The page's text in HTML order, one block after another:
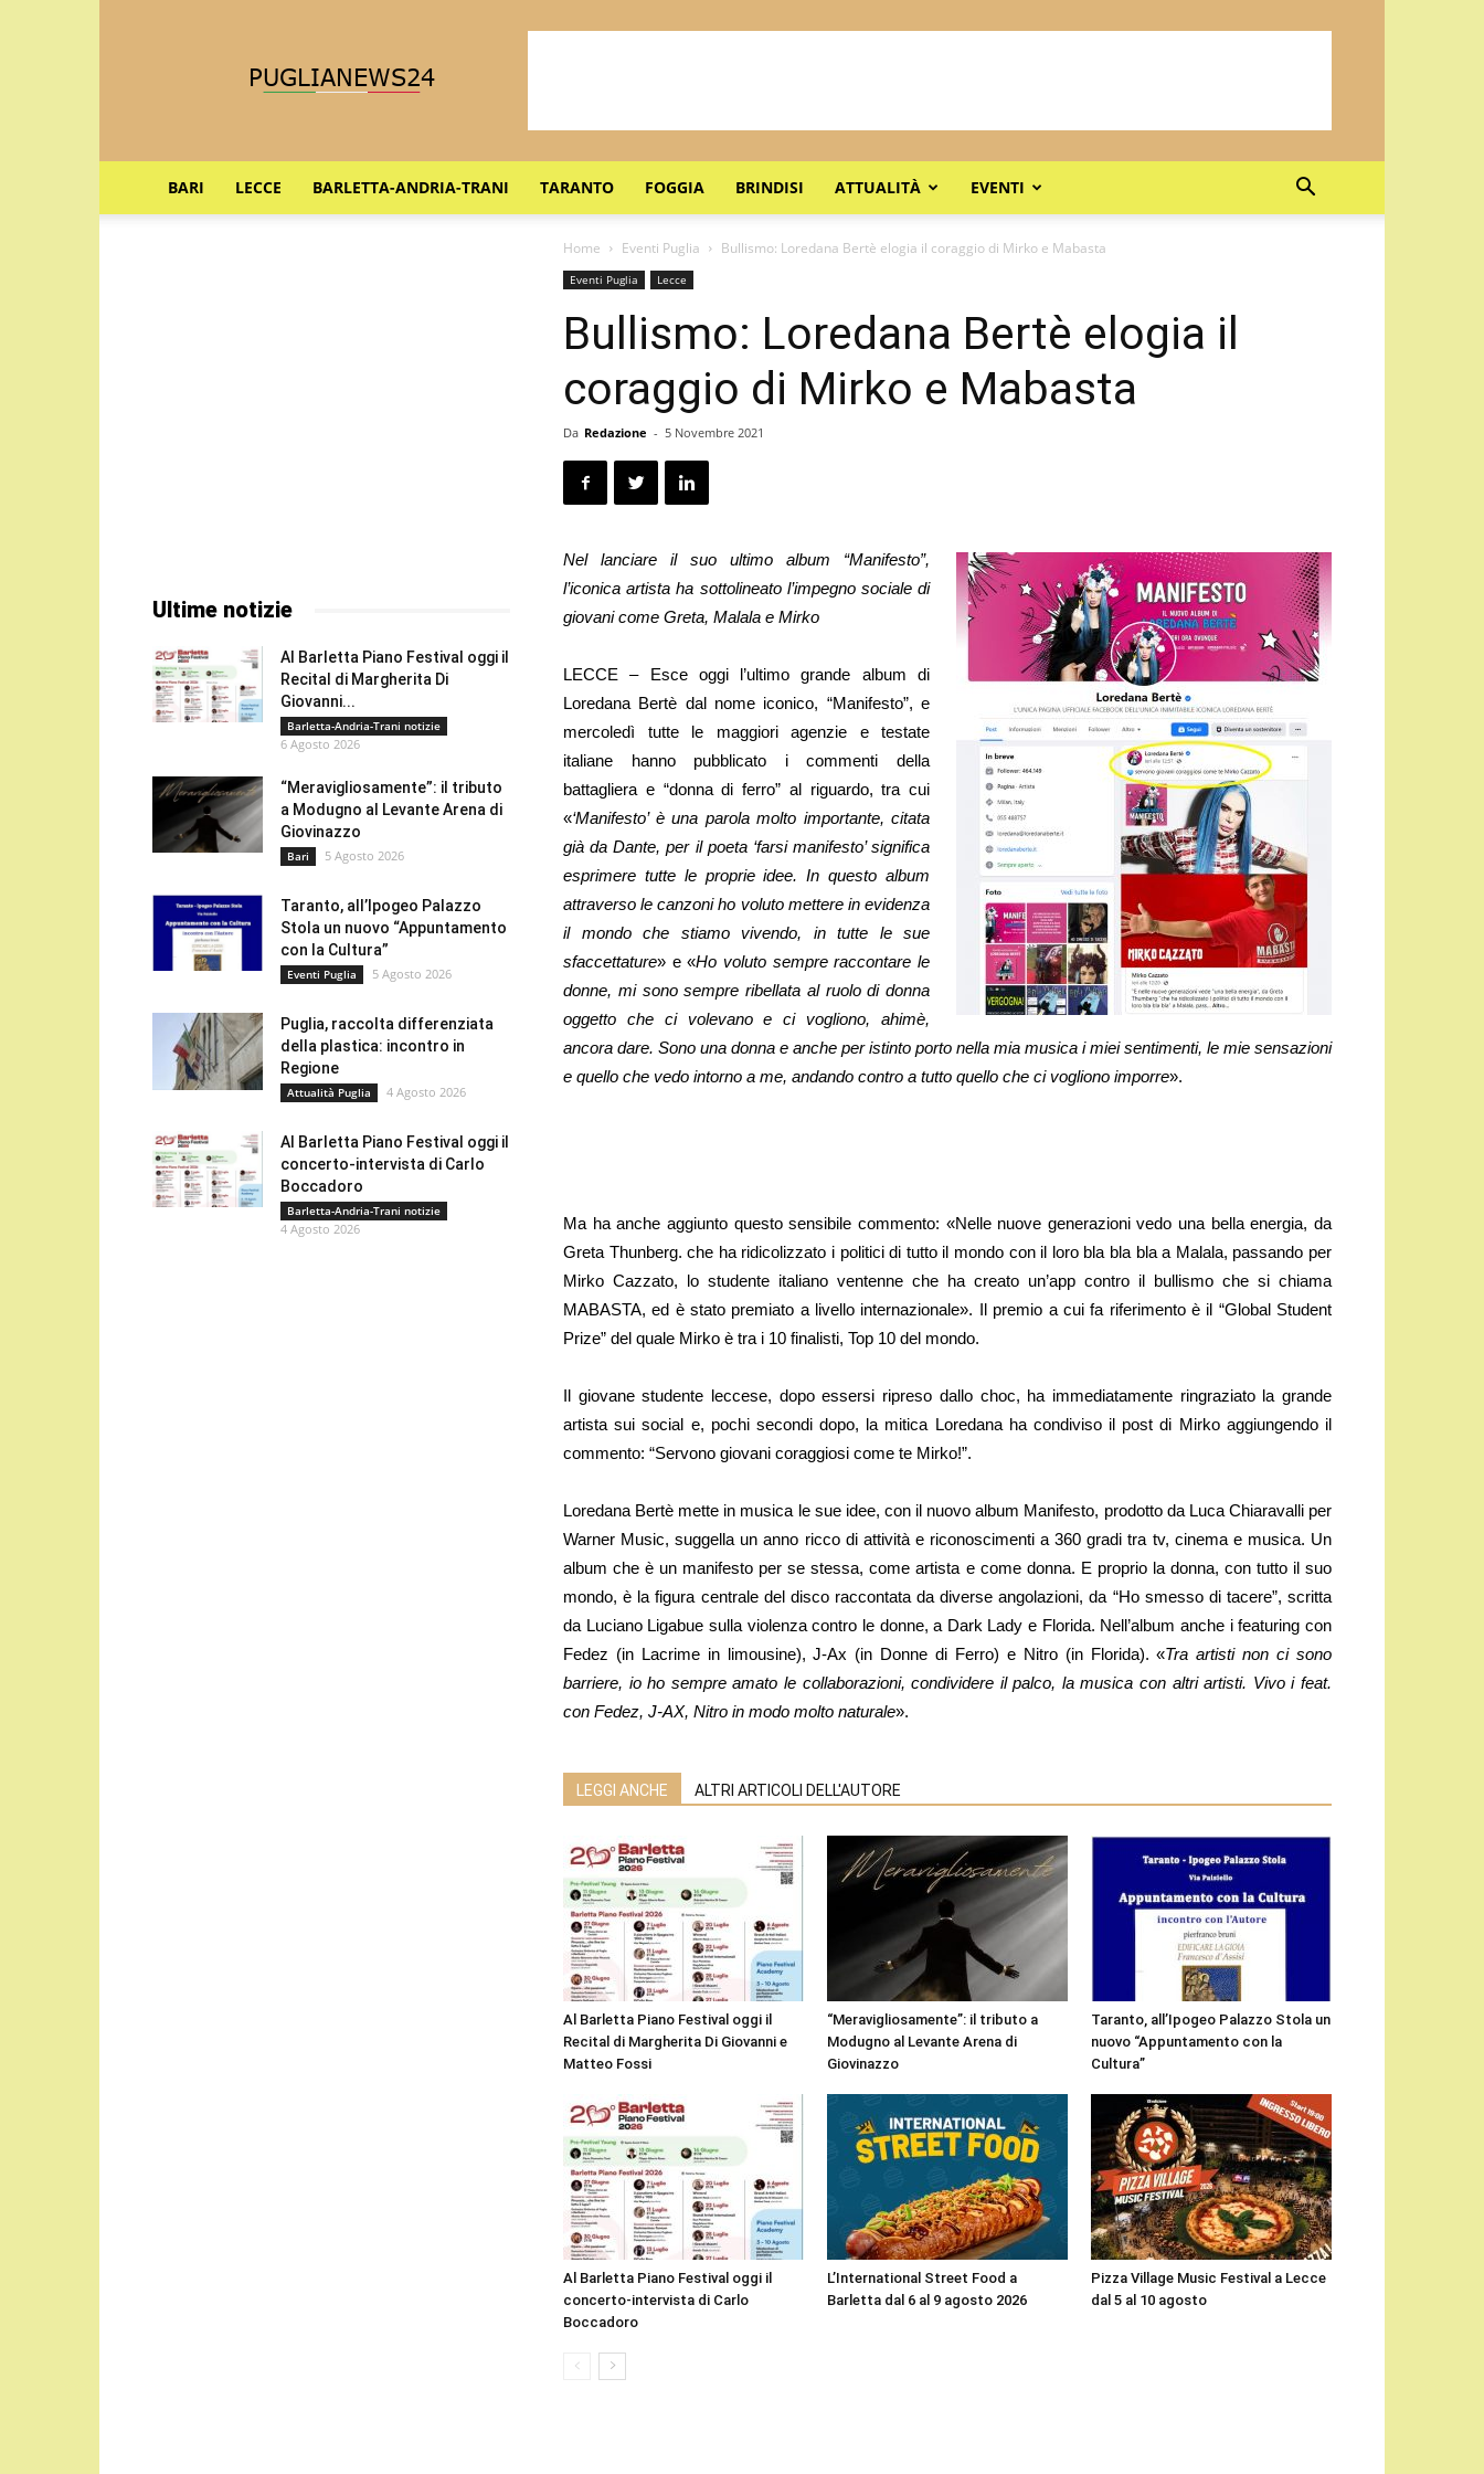
BARI LECCE BARLETTA-ANDRIA-TRANI TARANTO FOGGIA BRINDISI ATTUALITÀ EVENTI
Home Eventi Puglia Bullismo: Loredana Bertè elogia il coraggio di Mirko e Mabasta
Eventi Puglia Lecce
Bullismo: Loredana Bertè elogia il
coraggio di Mirko e Mabasta
Da Redazione - 5 Novembre 2021
Nel lanciare il suo ultimo album “Manifesto”,
l’iconica artista ha sottolineato l’impegno sociale di
giovani come Greta, Malala e Mirko
LECCE – Esce oggi l’ultimo grande album di
Loredana Bertè dal nome iconico, “Manifesto”, e
mercoledì tutte le maggiori agenzie e testate
italiane hanno pubblicato i commenti della
battagliera e “donna di ferro” al riguardo, tra cui
«‘Manifesto’ è una parola molto importante, citata
già da Dante, per il poeta ‘farsi manifesto’ significa
esprimere tutte le proprie idee. In questo album
attraverso le canzoni ho voluto mettere in evidenza
il mondo che stiamo vivendo, in tutte le sue
sfaccettature» e «Ho voluto sempre raccontare le
donne, mi sono sempre ribellata al ruolo di donna
oggetto che ci volevano e ci vogliono, ahimè,
ancora dare. Sono una donna e anche per istinto porto nella mia musica i miei sentimenti, le mie sensazioni
e quello che vedo intorno a me, andando contro a tutto quello che ci vogliono imporre».
Ma ha anche aggiunto questo sensibile commento: «Nelle nuove generazioni vedo una bella energia, da
Greta Thunberg. che ha ridicolizzato i politici di tutto il mondo con il loro bla bla bla a Malala, passando per
Mirko Cazzato, lo studente italiano ventenne che ha creato un’app contro il bullismo che si chiama
MABASTA, ed è stato premiato a livello internazionale». Il premio a cui fa riferimento è il “Global Student
Prize” del quale Mirko è tra i 10 finalisti, Top 10 del mondo.
Il giovane studente leccese, dopo essersi ripreso dallo choc, ha immediatamente ringraziato la grande
artista sui social e, pochi secondi dopo, la mitica Loredana ha condiviso il post di Mirko aggiungendo il
commento: “Servono giovani coraggiosi come te Mirko!”.
Loredana Bertè mette in musica le sue idee, con il nuovo album Manifesto, prodotto da Luca Chiaravalli per
Warner Music, suggella un anno ricco di attività e riconoscimenti a 360 gradi tra tv, cinema e musica. Un
album che è un manifesto per se stessa, come artista e come donna. E proprio la donna, con tutto il suo
mondo, è la figura centrale del disco raccontata da diverse angolazioni, da “Ho smesso di tacere”, scritta
da Luciano Ligabue sulla violenza contro le donne, a Dark Lady e Florida. Nell’album anche i featuring con
Fedez (in Lacrime in limousine), J-Ax (in Donne di Ferro) e Nitro (in Florida). «Tra artisti non ci sono
barriere, io ho sempre amato le collaborazioni, condividere il palco, la musica con altri artisti. Vivo i feat.
con Fedez, J-AX, Nitro in modo molto naturale».
LEGGI ANCHE ALTRI ARTICOLI DELL'AUTORE
Al Barletta Piano Festival oggi il
Recital di Margherita Di Giovanni e
Matteo Fossi
“Meravigliosamente”: il tributo a
Modugno al Levante Arena di
Giovinazzo
Taranto, all’Ipogeo Palazzo Stola un
nuovo “Appuntamento con la
Cultura”
Al Barletta Piano Festival oggi il
concerto-intervista di Carlo
Boccadoro
L’International Street Food a
Barletta dal 6 al 9 agosto 2026
Pizza Village Music Festival a Lecce
dal 5 al 10 agosto
Ultime notizie
Al Barletta Piano Festival oggi il
Recital di Margherita Di
Giovanni...
Barletta-Andria-Trani notizie
6 Agosto 2026
“Meravigliosamente”: il tributo
a Modugno al Levante Arena di
Giovinazzo
Bari 5 Agosto 2026
Taranto, all’Ipogeo Palazzo
Stola un nuovo “Appuntamento
con la Cultura”
Eventi Puglia 5 Agosto 2026
Puglia, raccolta differenziata
della plastica: incontro in
Regione
Attualità Puglia 4 Agosto 2026
Al Barletta Piano Festival oggi il
concerto-intervista di Carlo
Boccadoro
Barletta-Andria-Trani notizie
4 Agosto 2026